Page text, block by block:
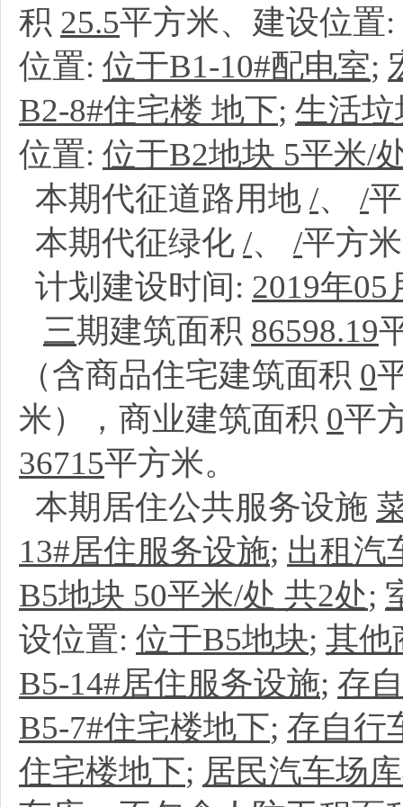
积 25.5平方米、建设位置:
位置: 位于B1-10#配电室;
B2-8#住宅楼 地下; 生活
位置: 位于B2地块 5平米/
本期代征道路用地 /、 /
本期代征绿化 /、 /平方
计划建设时间: 2019年05
三期建筑面积 86598.19
（含商品住宅建筑面积 0
米），商业建筑面积 0平
36715平方米。
本期居住公共服务设施
13#居住服务设施; 出租汽
B5地块 50平米/处 共2处;
设位置: 位于B5地块; 其他
B5-14#居住服务设施; 存
B5-7#住宅楼地下; 存自行
住宅楼地下; 居民汽车场